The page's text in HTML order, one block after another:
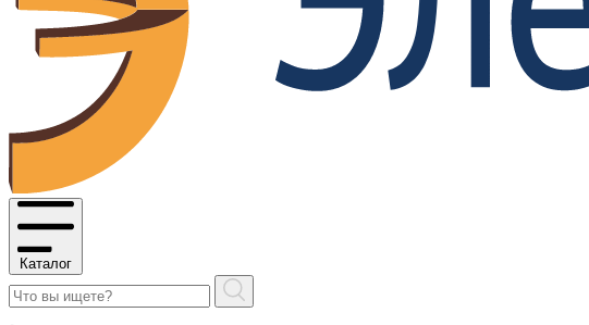
Каталог